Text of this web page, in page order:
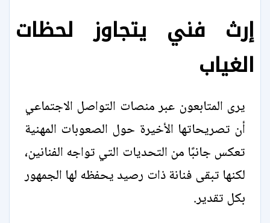
إرث فني يتجاوز لحظات
الغياب
يرى المتابعون عبر منصات التواصل الاجتماعي
أن تصريحاتها الأخيرة حول الصعوبات المهنية
تعكس جانبًا من التحديات التي تواجه الفنانين،
لكنها تبقى فنانة ذات رصيد يحفظه لها الجمهور
بكل تقدير.